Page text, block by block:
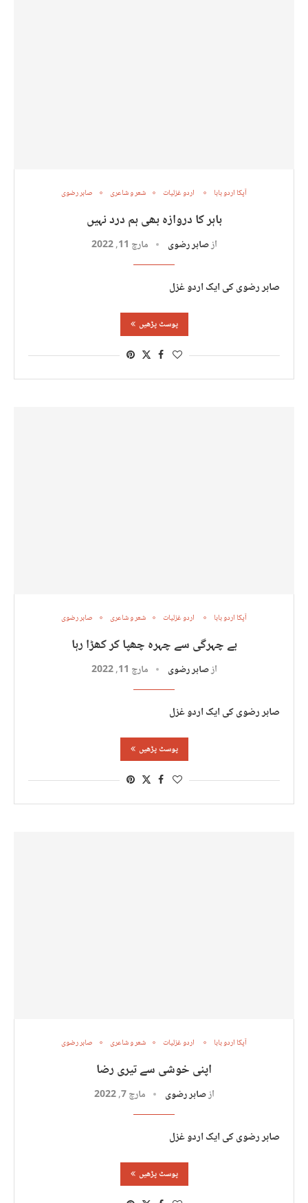
آپکا اردو بابا اردو غزلیات شعر و شاعری صابر رضوی
باہر کا دروازہ بھی ہم درد نہیں
ازصابر رضوی مارچ 11, 2022
صابر رضوی کی ایک اردو غزل
پوسٹ پڑھیں
آپکا اردو بابا اردو غزلیات شعر و شاعری صابر رضوی
بے چہرگی سے چہرہ چھپا کر کھڑا رہا
ازصابر رضوی مارچ 11, 2022
صابر رضوی کی ایک اردو غزل
پوسٹ پڑھیں
آپکا اردو بابا اردو غزلیات شعر و شاعری صابر رضوی
اپنی خوشی سے تیری رضا
ازصابر رضوی مارچ 7, 2022
صابر رضوی کی ایک اردو غزل
پوسٹ پڑھیں